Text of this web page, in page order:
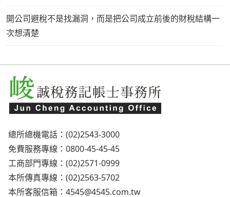
開公司避稅不是找漏洞，而是把公司成立前後的財稅結構一
次想清楚
總所總機電話：(02)2543-3000
免費服務專線：0800-45-45-45
工商部門專線：(02)2571-0999
本所傳真專線：(02)2563-5702
本所客服信箱： 4545@4545.com.tw